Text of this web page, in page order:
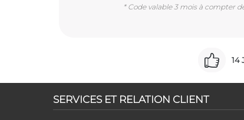
* Code valable 3 mois à compter
14
SERVICES ET RELATION CLIENT